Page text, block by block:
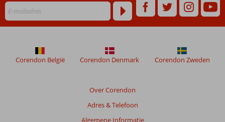
Over Corendon
Adres & Telefoon
Algemene Informatie
Corendon België Corendon Denmark Corendon Zweden